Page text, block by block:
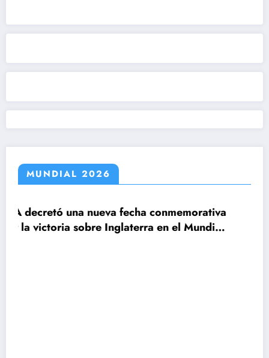
MUNDIAL 2026
conmemorativa
en el Mundial